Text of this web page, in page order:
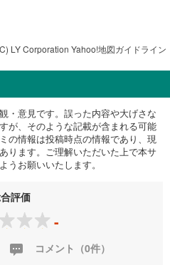
LY Corporation Yahoo!地図ガイドライン
・意見です。誤った内容や大げさな
が、そのような記載が含まれる可能
の情報は投稿時点の情報であり、現
ります。ご理解いただいた上で本サ
うお願いいたします。
評価
-
コメント（0件）